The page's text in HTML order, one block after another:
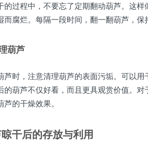
的过程中，不要忘了定期翻动葫芦。这
而腐烂。每隔一段时间，翻一翻葫芦，保
葫芦
芦时，注意清理葫芦的表面污垢。可以
的葫芦不仅好看，而且更具观赏价值。
芦的干燥效果。
干后的存放与利用